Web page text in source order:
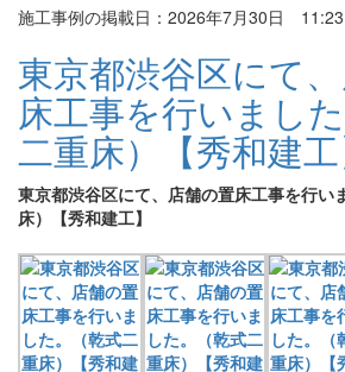
施工事例の掲載日：2026年7月30日
東京都渋谷区にて
床工事を行いまし
二重床）【秀和建工
東京都渋谷区にて、店舗の置床工事を行い
床）【秀和建工】